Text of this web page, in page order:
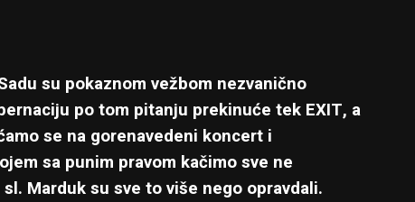
su pokaznom vežbom nezvanično
po tom pitanju prekinuće tek EXIT, a
se na gorenavedeni koncert i
sa punim pravom kačimo sve ne
Marduk su sve to više nego opravdali.